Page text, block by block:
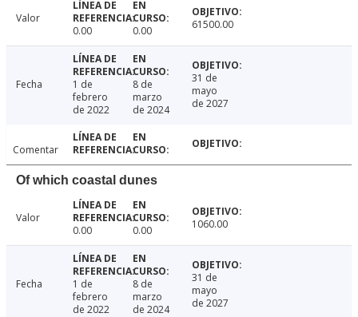
Valor
0.00
0.00 61500.00
Fecha
1 de
febrero
de 2022
8 de
marzo
de 2024
31 de
mayo
de 2027
Comentar
Of which coastal dunes
Valor
0.00
0.00 1060.00
Fecha
1 de
febrero
de 2022
8 de
marzo
de 2024
31 de
mayo
de 2027